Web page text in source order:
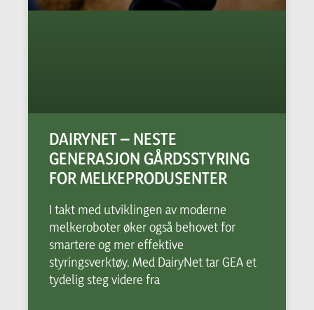
DAIRYNET – NESTE
GENERASJON GÅRDSSTYRING
FOR MELKEPRODUSENTER
I takt med utviklingen av moderne
melkeroboter øker også behovet for
smartere og mer effektive
styringsverktøy. Med DairyNet tar GEA et
tydelig steg videre fra